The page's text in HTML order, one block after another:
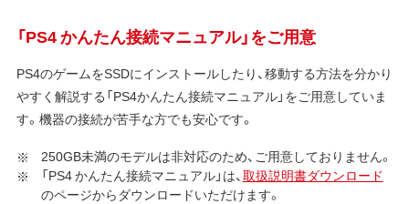
「PS4 かんたん接続マニュアル」をご用意
PS4のゲームをSSDにインストールしたり、移動する方法を分かり
やすく解説する「PS4かんたん接続マニュアル」をご用意していま
す。機器の接続が苦手な方でも安心です。
250GB未満のモデルは非対応のため、ご用意しておりません。
「PS4 かんたん接続マニュアル」は、 取扱説明書ダウンロード
のページからダウンロードいただけます。